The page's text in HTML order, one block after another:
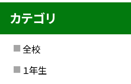
カテゴリ
全校
１年生